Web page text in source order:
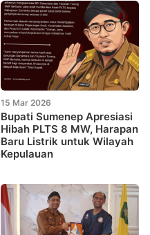
15 Mar 2026
Bupati Sumenep Apresiasi
Hibah PLTS 8 MW, Harapan
Baru Listrik untuk Wilayah
Kepulauan